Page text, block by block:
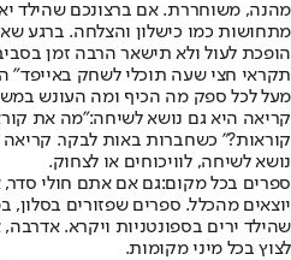
מהנה, משוחררת. אם ברצונכם שהילד
מתחושות כמו כישלון והצלחה. ברגע
הופכת לעול ולא תישאר הרבה זמן
תקראי חצי שעה תוכלי לשחק באייפד"
מעל לכל ספק מה הכיף ומה העונש
קריאה היא גם נושא לשיחה:"מה את
קוראות?" כשחברות באות לבקר. קריאה
נושא לשיחה, לוויכוחים או לצחוק.
ספרים בכל מקום:גם אם אתם חולי
יוצאים מהכלל. ספרים שפזורים
שהילד ירים בספונטניות ויקרא. אדרבה,
לצוץ בכל מיני מקומות.